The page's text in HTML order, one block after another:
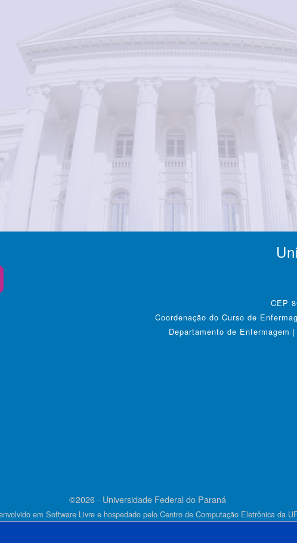
CEP
Coordenação do Curso de
Departamento de Enfermagem
©2026 - Universidade Federal do Paraná
em Software Livre e hospedado pelo Centro de Computação Eletrônica da